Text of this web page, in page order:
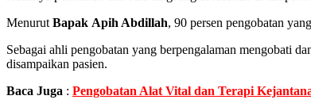
Menurut Bapak Apih Abdillah, 90 persen pengobatan
Sebagai ahli pengobatan yang berpengalaman mengobati
disampaikan pasien.
Baca Juga : Pengobatan Alat Vital dan Terapi